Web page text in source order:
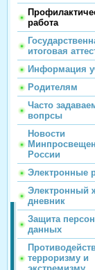
работа
итоговая
Информация
Родителям
Часто
вопрсы
Новости
России
Электронные
Электронный
дневник
Защита
данных
терроризму и